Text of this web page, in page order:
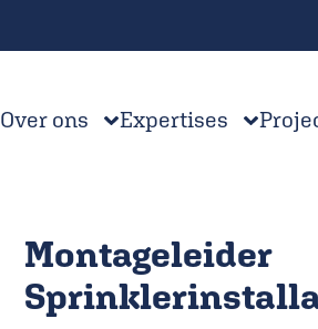
Over ons Expertises
Montageleider